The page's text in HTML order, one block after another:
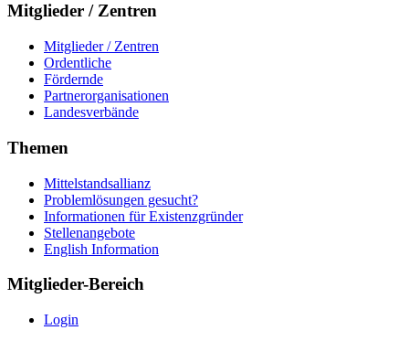
Mitglieder / Zentren
Mitglieder / Zentren
Ordentliche
Fördernde
Partnerorganisationen
Landesverbände
Themen
Mittelstandsallianz
Problemlösungen gesucht?
Informationen für Existenzgründer
Stellenangebote
English Information
Mitglieder-Bereich
Login